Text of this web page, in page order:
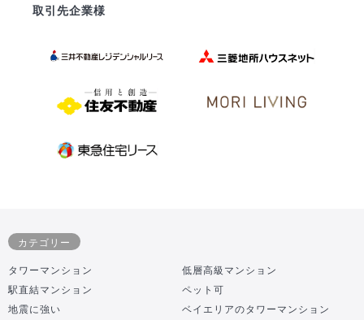
取引先企業様
カテゴリー
タワーマンション
低層高級マンション
駅直結マンション
ペット可
地震に強い
ベイエリアのタワーマンション